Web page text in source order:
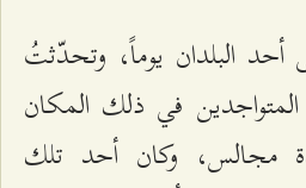
البلدان يوماً، وتحدّثتُ
المتواجدين في ذلك المكان
مجالس، وكان أحد تلك